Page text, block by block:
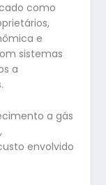
como
e
sistemas
a
a gás
envolvido